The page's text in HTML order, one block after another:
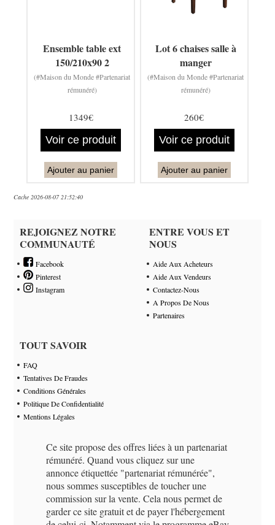
Ensemble table ext
150/210x90 2
(#Maison du Monde #Partenariat
rémunéré)
1349€
Voir ce produit
Ajouter au panier
Lot 6 chaises salle à
manger
(#Maison du Monde #Partenariat
rémunéré)
260€
Voir ce produit
Ajouter au panier
Cache 2026-08-07 21:52:40
REJOIGNEZ NOTRE
COMMUNAUTÉ
Facebook
Pinterest
Instagram
ENTRE VOUS ET
NOUS
Aide Aux Acheteurs
Aide Aux Vendeurs
Contactez-Nous
A Propos De Nous
Partenaires
TOUT SAVOIR
FAQ
Tentatives De Fraudes
Conditions Générales
Politique De Confidentialité
Mentions Légales
Ce site propose des offres liées à un partenariat
rémunéré. Quand vous cliquez sur une
annonce étiquettée "partenariat rémunérée",
nous sommes susceptibles de toucher une
commission sur la vente. Cela nous permet de
garder ce site gratuit et de payer l'hébergement